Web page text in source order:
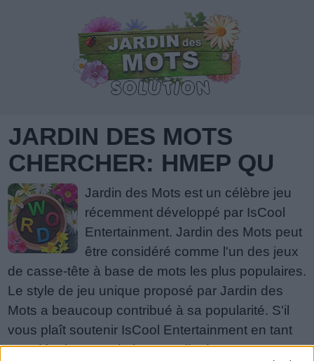
JARDIN DES MOTS
CHERCHER: HMEP QU
Jardin des Mots est un célèbre jeu
récemment développé par IsCool
Entertainment. Jardin des Mots peut
être considéré comme l'un des jeux
de casse-tête à base de mots les plus populaires.
Le style de jeu unique proposé par Jardin des
Mots a beaucoup contribué à sa popularité. S'il
vous plaît soutenir IsCool Entertainment en tant
que développeur de jeux Jardin des Mots en